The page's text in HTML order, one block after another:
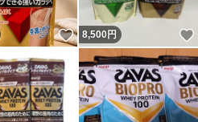
いいね！
8,500円